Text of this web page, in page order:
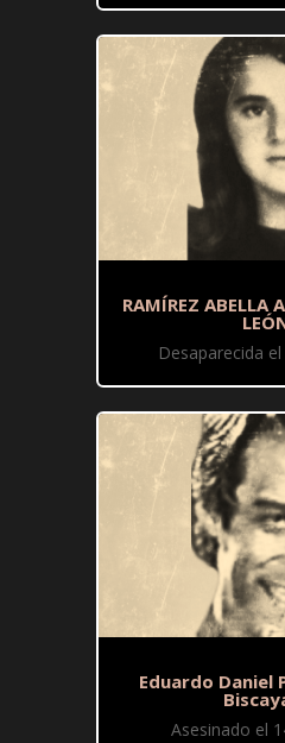
RAMÍREZ ABELLA
Desaparecida
Eduardo Daniel
Asesinado el